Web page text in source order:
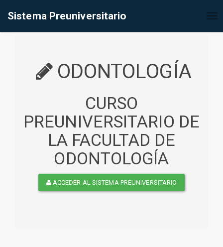
Sistema Preuniversitario
ODONTOLOGÍA
CURSO
PREUNIVERSITARIO DE
LA FACULTAD DE
ODONTOLOGÍA
ACCEDER AL SISTEMA PREUNIVERSITARIO